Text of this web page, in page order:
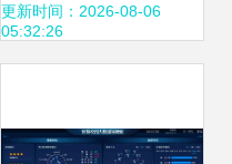
慧用能新范式
更新时间：2026-08-06
05:32:26